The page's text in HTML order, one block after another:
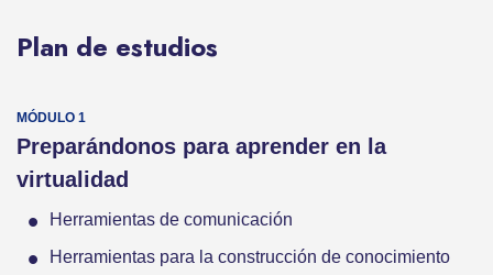
Plan de estudios
Preparándonos para aprender en la
virtualidad
Herramientas de comunicación
Herramientas para la construcción de conocimiento